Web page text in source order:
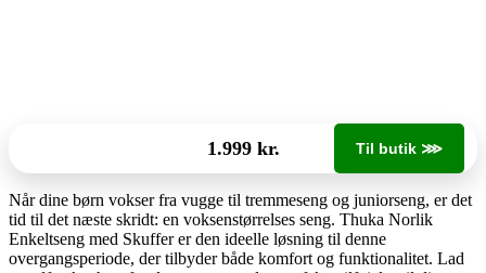
1.999 kr. Til butik ⋙
Når dine børn vokser fra vugge til tremmeseng og juniorseng, er det
tid til det næste skridt: en voksenstørrelses seng. Thuka Norlik
Enkeltseng med Skuffer er den ideelle løsning til denne
overgangsperiode, der tilbyder både komfort og funktionalitet. Lad